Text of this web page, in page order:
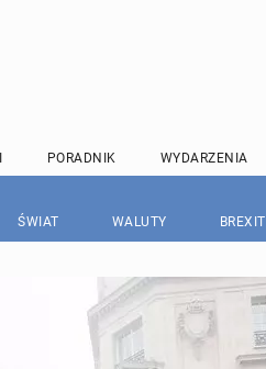
PORADNIK WYDARZENIA
ŚWIAT WALUTY BREXIT